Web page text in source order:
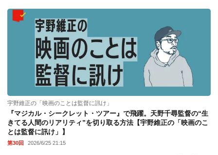
宇野維正の「映画のことは監督に訊け」
『マジカル・シークレット・ツアー』で飛躍。天野千尋監督の“生
きてる人間のリアリティ”を切り取る方法【宇野維正の「映画のこ
とは監督に訊け」】
第30回 2026/6/25 21:15